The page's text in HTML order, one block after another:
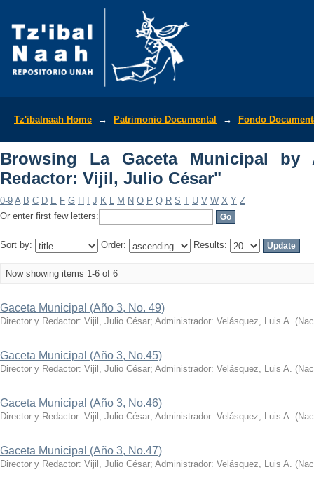
Tz'ibalnaah Home → Patrimonio Documental → Fondo
Browsing La Gaceta Municipal by
Redactor: Vijil, Julio César"
0-9 A B C D E F G H J K L M N O P Q R S T U V W X Y Z
Or enter first few letters:
Sort by: Order: Results:
Now showing items 1-6 of 6
Gaceta Municipal (Año 3, No. 49)
Director y Redactor: Vijil, Julio César; Administrador: Velásquez, Luis A. (
Gaceta Municipal (Año 3, No.45)
Director y Redactor: Vijil, Julio César; Administrador: Velásquez, Luis A. (
Gaceta Municipal (Año 3, No.46)
Director y Redactor: Vijil, Julio César; Administrador: Velásquez, Luis A. (
Gaceta Municipal (Año 3, No.47)
Director y Redactor: Vijil, Julio César; Administrador: Velásquez, Luis A. (